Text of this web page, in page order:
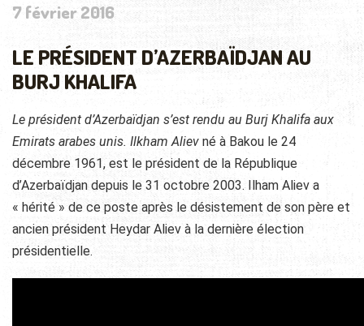
7 février 2016
LE PRÉSIDENT D’AZERBAÏDJAN AU
BURJ KHALIFA
Le président d’Azerbaïdjan s’est rendu au Burj Khalifa aux
Emirats arabes unis. Ilkham Aliev né à Bakou le 24
décembre 1961, est le président de la République
d’Azerbaïdjan depuis le 31 octobre 2003. Ilham Aliev a
« hérité » de ce poste après le désistement de son père et
ancien président Heydar Aliev à la dernière élection
présidentielle.